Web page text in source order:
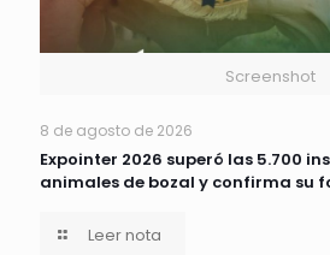
Screenshot
8 de agosto de 2026
Expointer 2026 superó las 5.700
animales de bozal y confirma su
Leer nota